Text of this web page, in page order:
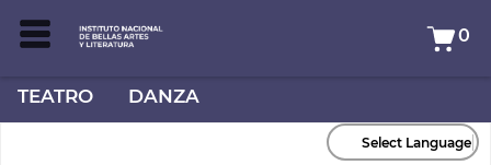
0
TEATRO DANZA
Select Language